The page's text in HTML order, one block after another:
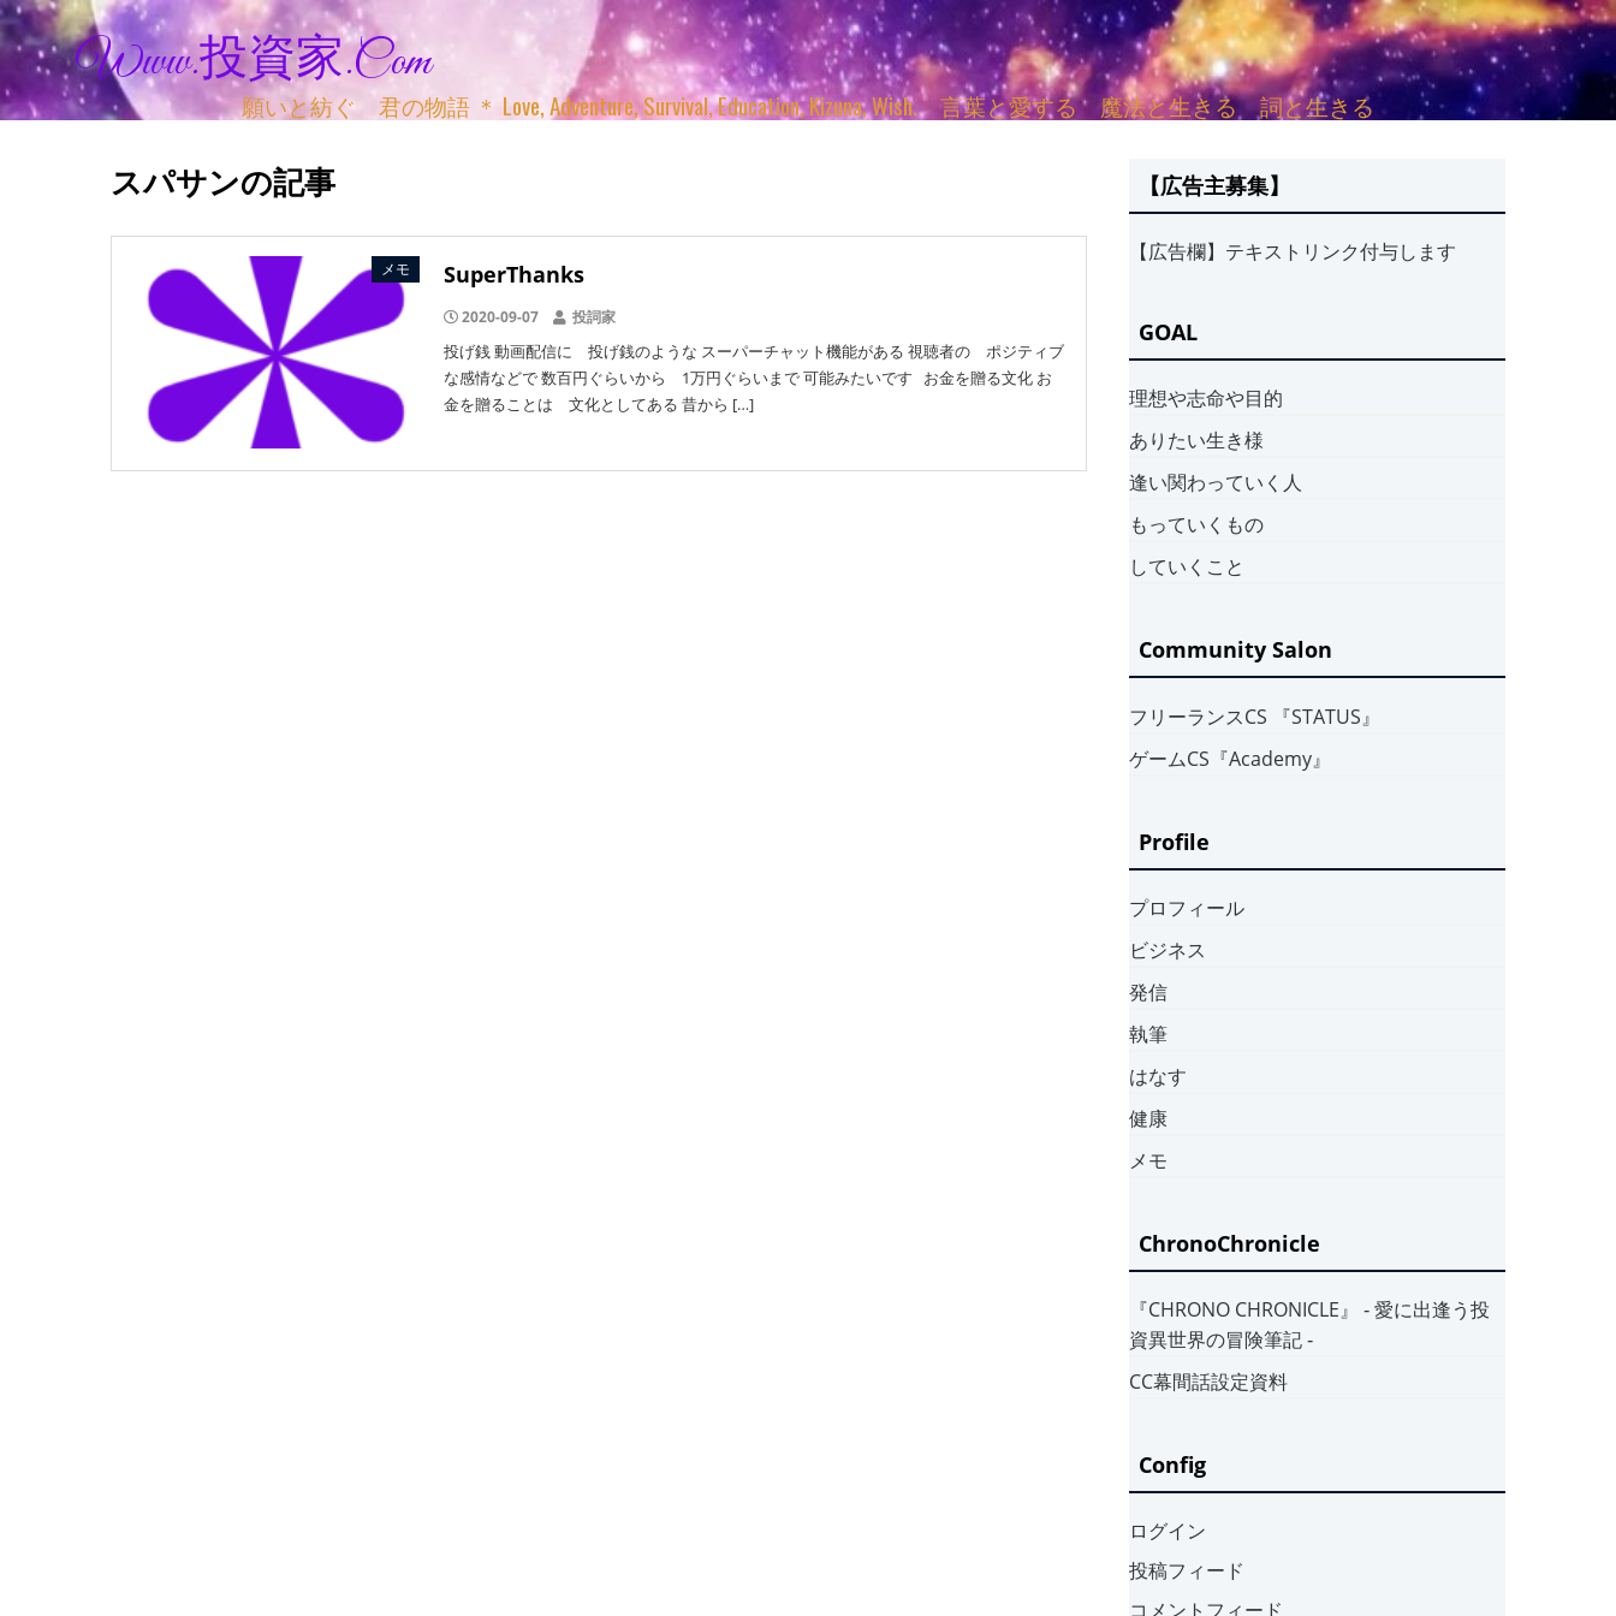
Www.投資家.com
願いと紡ぐ 君の物語 ＊ Love, Adventure, Survival, Education, Kizuna, Wish. 言葉と愛する 魔法と生きる 詞と生きる
スパサンの記事
メモ SuperThanks
2020-09-07 投詞家
投げ銭 動画配信に 投げ銭のような スーパーチャット機能がある 視聴者の ポジティブ
な感情などで 数百円ぐらいから 1万円ぐらいまで 可能みたいです お金を贈る文化 お
金を贈ることは 文化としてある 昔から […]
【広告主募集】
【広告欄】テキストリンク付与します
GOAL
理想や志命や目的
ありたい生き様
逢い関わっていく人
もっていくもの
していくこと
Community Salon
フリーランスCS 『STATUS』
ゲームCS『Academy』
Profile
プロフィール
ビジネス
発信
執筆
はなす
健康
メモ
ChronoChronicle
『CHRONO CHRONICLE』 ‐ 愛に出逢う投
資異世界の冒険筆記 ‐
CC幕間話設定資料
Config
ログイン
投稿フィード
コメントフィード